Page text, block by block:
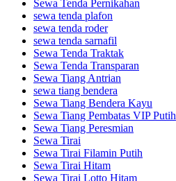
Sewa Tenda Pernikahan
sewa tenda plafon
sewa tenda roder
sewa tenda sarnafil
Sewa Tenda Traktak
Sewa Tenda Transparan
Sewa Tiang Antrian
sewa tiang bendera
Sewa Tiang Bendera Kayu
Sewa Tiang Pembatas VIP Putih
Sewa Tiang Peresmian
Sewa Tirai
Sewa Tirai Filamin Putih
Sewa Tirai Hitam
Sewa Tirai Lotto Hitam